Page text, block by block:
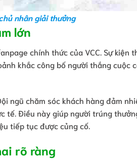
nhân giải thưởng
lớn
chính thức của VCC. Sự kiện
khắc công bố người thắng cuộc
ngũ chăm sóc khách hàng đảm
tế. Điều này giúp người trúng
tiếp tục được củng cố.
rõ ràng